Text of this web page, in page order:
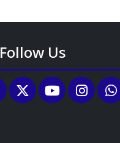
Follow Us